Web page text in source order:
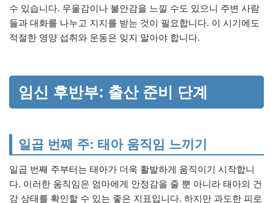
수 있습니다. 우울감이나 불안감을 느낄 수도 있으니 주변 사람
들과 대화를 나누고 지지를 받는 것이 필요합니다. 이 시기에도
적절한 영양 섭취와 운동은 잊지 말아야 합니다.
임신 후반부: 출산 준비 단계
일곱 번째 주: 태아 움직임 느끼기
일곱 번째 주부터는 태아가 더욱 활발하게 움직이기 시작합니
다. 이러한 움직임은 엄마에게 안정감을 줄 뿐 아니라 태아의 건
강 상태를 확인할 수 있는 좋은 지표입니다. 하지만 과도한 피로